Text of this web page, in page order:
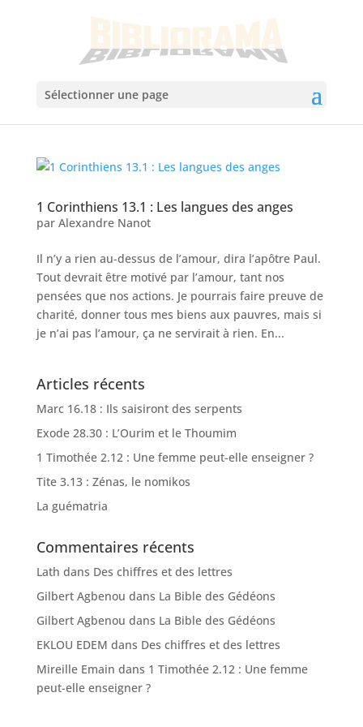
Sélectionner une page
1 Corinthiens 13.1 : Les langues des anges
par Alexandre Nanot
Il n’y a rien au-dessus de l’amour, dira l’apôtre Paul.
Tout devrait être motivé par l’amour, tant nos
pensées que nos actions. Je pourrais faire preuve de
charité, donner tous mes biens aux pauvres, mais si
je n’ai pas l’amour, ça ne servirait à rien. En...
Articles récents
Marc 16.18 : Ils saisiront des serpents
Exode 28.30 : L’Ourim et le Thoumim
1 Timothée 2.12 : Une femme peut-elle enseigner ?
Tite 3.13 : Zénas, le nomikos
La guématria
Commentaires récents
Lath dans Des chiffres et des lettres
Gilbert Agbenou dans La Bible des Gédéons
Gilbert Agbenou dans La Bible des Gédéons
EKLOU EDEM dans Des chiffres et des lettres
Mireille Emain dans 1 Timothée 2.12 : Une femme
peut-elle enseigner ?